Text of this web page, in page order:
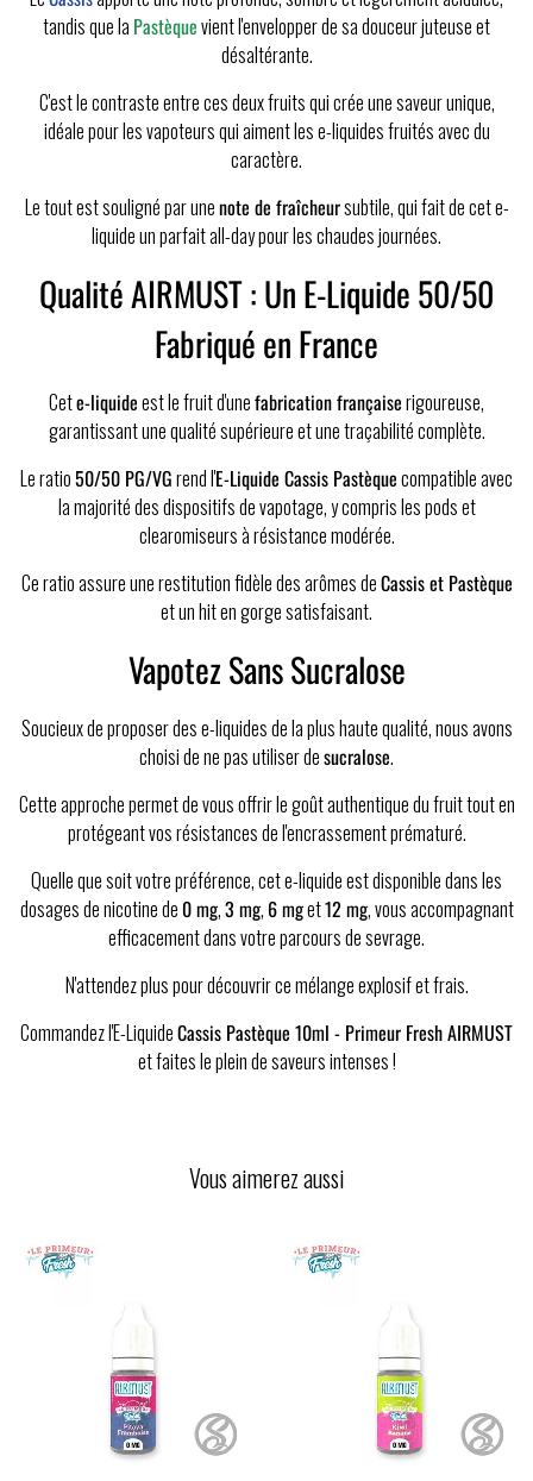
tandis que la Pastèquevient l'envelopper de sa douceur juteuse et
désaltérante.
C'est le contraste entre ces deux fruits qui crée une saveur unique,
idéale pour les vapoteurs qui aiment les e-liquides fruités avec du
caractère.
Le tout est souligné par unenote de fraîcheursubtile, qui fait de cet e-
liquide un parfait all-day pour les chaudes journées.
Qualité AIRMUST : Un E-Liquide 50/50
Fabriqué en France
Cete-liquideest le fruit d'unefabrication françaiserigoureuse,
garantissant une qualité supérieure et une traçabilité complète.
Le ratio50/50 PG/VGrend l'E-Liquide Cassis Pastèquecompatible avec
la majorité des dispositifs de vapotage, y compris les pods et
clearomiseurs à résistance modérée.
Ce ratio assure une restitution fidèle des arômes deCassis et Pastèque
et un hit en gorge satisfaisant.
Vapotez Sans Sucralose
Soucieux de proposer des e-liquides de la plus haute qualité, nous avons
choisi de ne pas utiliser desucralose.
Cette approche permet de vous offrir le goût authentique du fruit tout en
protégeant vos résistances de l'encrassement prématuré.
Quelle que soit votre préférence, cet e-liquide est disponible dans les
dosages de nicotine de 0 mg,3 mg, 6 mget12 mg, vous accompagnant
efficacement dans votre parcours de sevrage.
N'attendez plus pour découvrir ce mélange explosif et frais.
Commandez l'E-LiquideCassis Pastèque 10ml - Primeur Fresh AIRMUST
et faites le plein de saveurs intenses !
Vous aimerez aussi